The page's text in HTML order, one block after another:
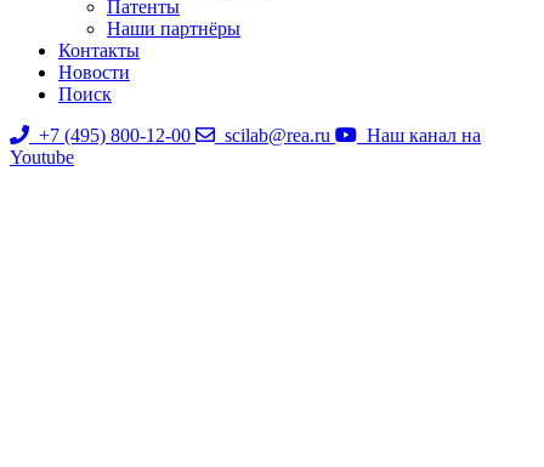
Патенты
Наши партнёры
Контакты
Новости
Поиск
+7 (495) 800-12-00
scilab@rea.ru
Наш канал на
Youtube